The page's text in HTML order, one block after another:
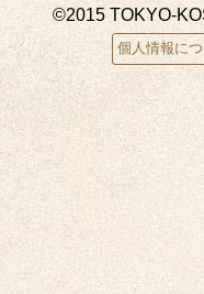
©2015 TOKYO-
個人情報に